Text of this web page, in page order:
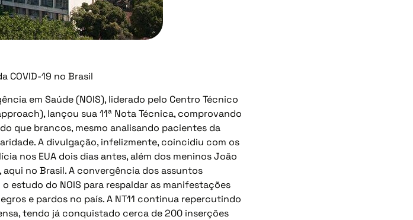
COVID-19 no Brasil
em Saúde (NOIS), liderado pelo Centro Técnico
lançou sua 11ª Nota Técnica, comprovando
que brancos, mesmo analisando pacientes da
A divulgação, infelizmente, coincidiu com os
nos EUA dois dias antes, além dos meninos João
no Brasil. A convergência dos assuntos
estudo do NOIS para respaldar as manifestações
e pardos no país. A NT11 continua repercutindo
tendo já conquistado cerca de 200 inserções